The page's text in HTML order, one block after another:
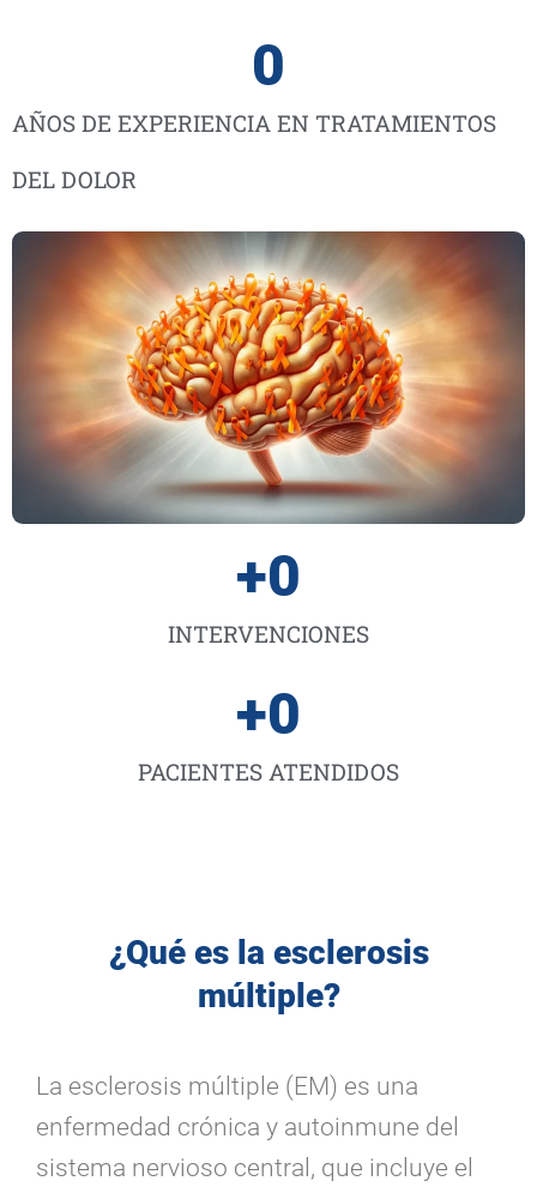
AÑOS DE EXPERIENCIA EN TRATAMIENTOS
DEL DOLOR
0
INTERVENCIONES
+0
PACIENTES ATENDIDOS
+0
¿Qué es la esclerosis
múltiple?
La esclerosis múltiple (EM) es una
enfermedad crónica y autoinmune del
sistema nervioso central, que incluye el